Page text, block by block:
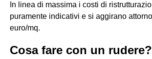
In linea di massima i costi di
puramente indicativi e si aggirano
euro/mq.
Cosa fare con un rudere?